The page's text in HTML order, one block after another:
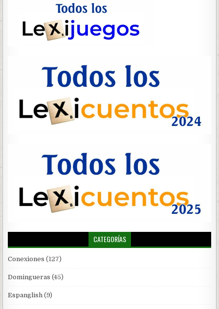
CATEGORÍAS
Conexiones (127)
Domingueras (45)
Espanglish (9)